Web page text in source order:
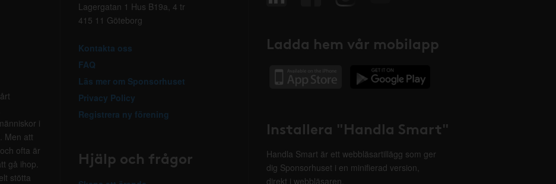
i
Men att
ofta är
gå ihop.
stötta
Lagergatan 1 Hus B19a, 4 tr
415 11 Göteborg
Kontakta oss
FAQ
Läs mer om Sponsorhuset
Privacy Policy
Registrera ny förening
Hjälp och frågor
Ladda hem vår mobilapp
Installera "Handla Smart"
Handla Smart är ett webbläsartillägg som ger
dig Sponsorhuset i en minifierad version,
direkt i webbläsaren.